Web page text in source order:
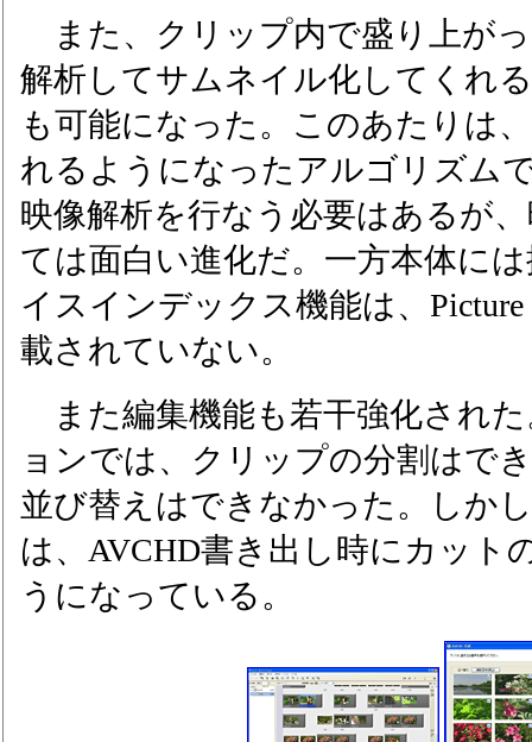
また、クリップ内で盛り上が
解析してサムネイル化してくれ
も可能になった。このあたりは
れるようになったアルゴリズム
映像解析を行なう必要はあるが
ては面白い進化だ。一方本体に
イスインデックス機能は、
載されていない。
また編集機能も若干強化された
ョンでは、クリップの分割はで
並び替えはできなかった。しか
は、AVCHD書き出し時にカット
うになっている。